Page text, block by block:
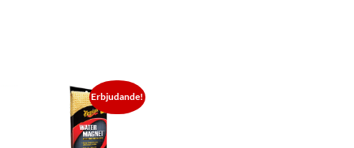
Erbjudande!